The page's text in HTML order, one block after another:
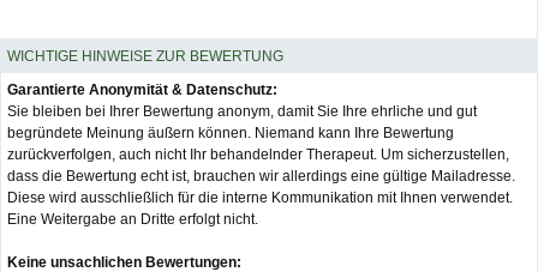
WICHTIGE HINWEISE ZUR BEWERTUNG
Garantierte Anonymität & Datenschutz:
Sie bleiben bei Ihrer Bewertung anonym, damit Sie Ihre ehrliche und gut
begründete Meinung äußern können. Niemand kann Ihre Bewertung
zurückverfolgen, auch nicht Ihr behandelnder Therapeut. Um sicherzustellen,
dass die Bewertung echt ist, brauchen wir allerdings eine gültige Mailadresse.
Diese wird ausschließlich für die interne Kommunikation mit Ihnen verwendet.
Eine Weitergabe an Dritte erfolgt nicht.
Keine unsachlichen Bewertungen: